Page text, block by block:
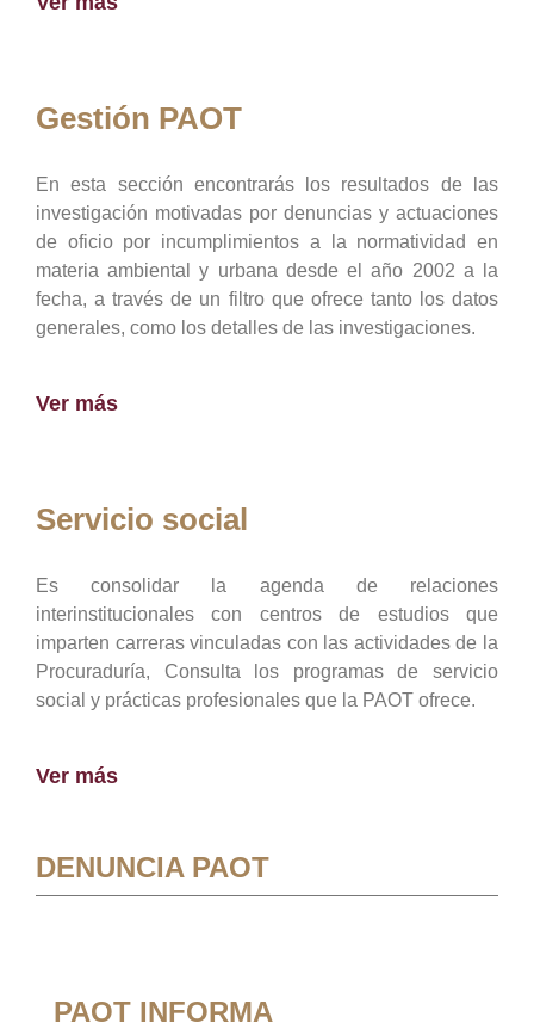
Gestión PAOT
En esta sección encontrarás los resultados de las
investigación motivadas por denuncias y actuaciones
de oficio por incumplimientos a la normatividad en
materia ambiental y urbana desde el año 2002 a la
fecha, a través de un filtro que ofrece tanto los datos
generales, como los detalles de las investigaciones.
Ver más
Servicio social
Es consolidar la agenda de relaciones
interinstitucionales con centros de estudios que
imparten carreras vinculadas con las actividades de la
Procuraduría, Consulta los programas de servicio
social y prácticas profesionales que la PAOT ofrece.
Ver más
DENUNCIA PAOT
PAOT INFORMA